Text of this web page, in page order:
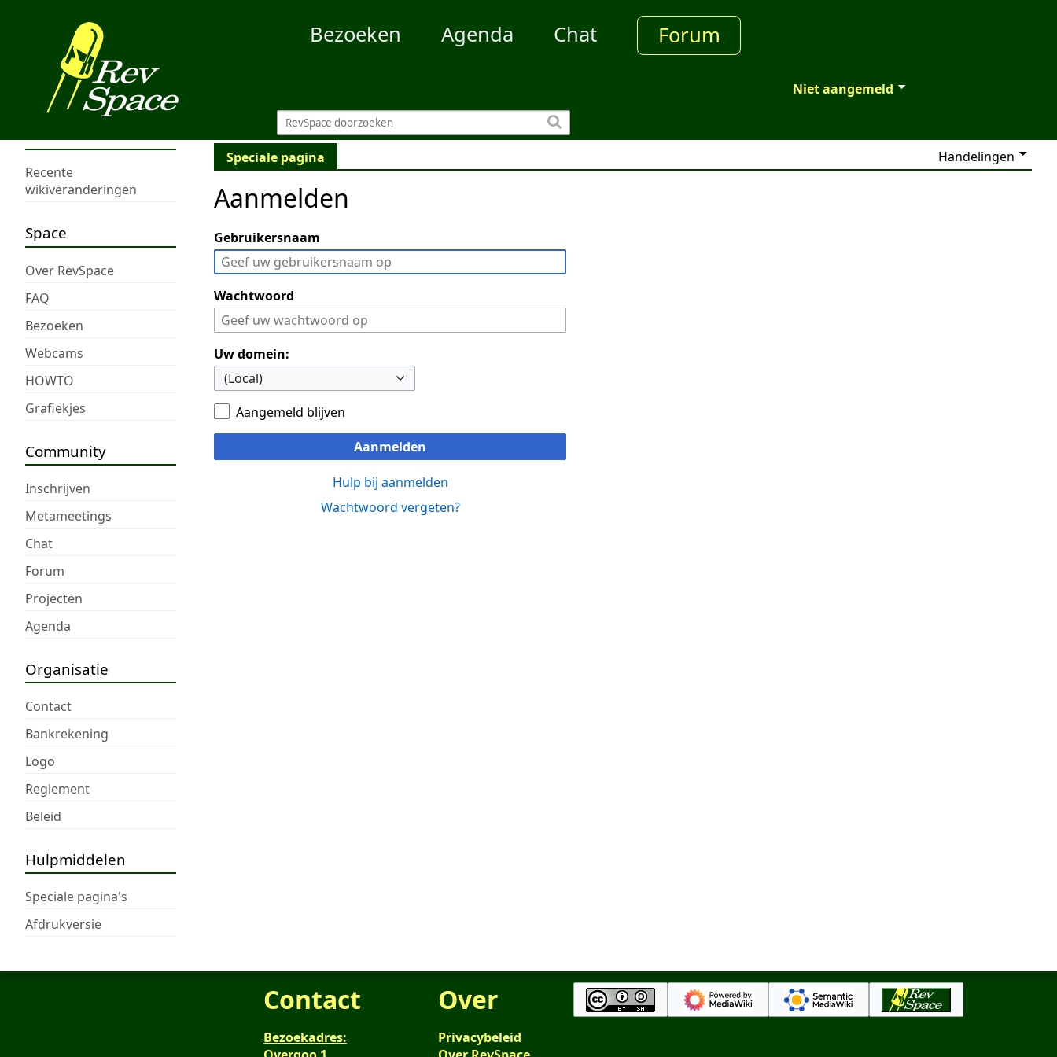
Bezoeken Agenda Chat Forum
Niet aangemeld
Recente
wikiveranderingen
Space
Over RevSpace
FAQ
Bezoeken
Webcams
HOWTO
Grafiekjes
Community
Inschrijven
Metameetings
Chat
Forum
Projecten
Agenda
Organisatie
Contact
Bankrekening
Logo
Reglement
Beleid
Hulpmiddelen
Speciale pagina's
Afdrukversie
Speciale pagina Handelingen
Aanmelden
Gebruikersnaam
Wachtwoord
Uw domein:
Aangemeld blijven
Aanmelden
Hulp bij aanmelden
Wachtwoord vergeten?
Contact
Bezoekadres:
Over
Privacybeleid